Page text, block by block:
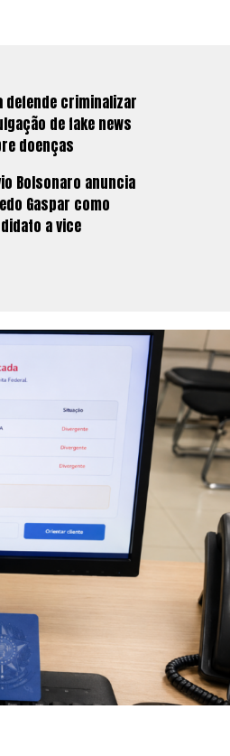
defende criminalizar
de fake news
doenças
Bolsonaro anuncia
Gaspar como
a vice